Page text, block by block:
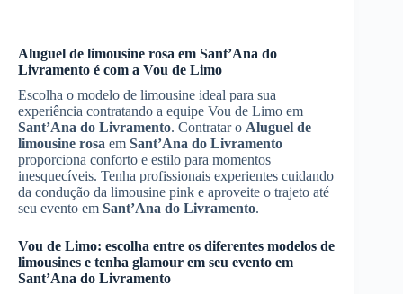
Aluguel de limousine rosa em Sant’Ana do
Livramento é com a Vou de Limo
Escolha o modelo de limousine ideal para sua
experiência contratando a equipe Vou de Limo em
Sant’Ana do Livramento. Contratar o Aluguel de
limousine rosa em Sant’Ana do Livramento
proporciona conforto e estilo para momentos
inesquecíveis. Tenha profissionais experientes cuidando
da condução da limousine pink e aproveite o trajeto até
seu evento em Sant’Ana do Livramento.
Vou de Limo: escolha entre os diferentes modelos de
limousines e tenha glamour em seu evento em
Sant’Ana do Livramento